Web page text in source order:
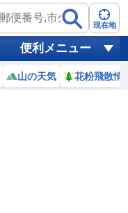
現在地
便利メニュー
山の天気 花粉飛散情報